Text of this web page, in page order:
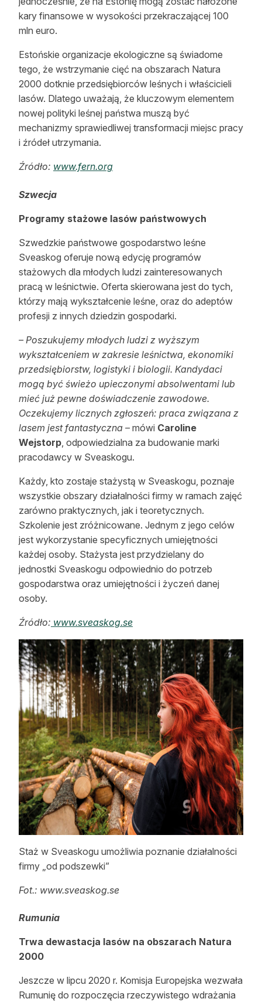
kary finansowe w wysokości przekraczającej 100
mln euro.
Estońskie organizacje ekologiczne są świadome
tego, że wstrzymanie cięć na obszarach Natura
2000 dotknie przedsiębiorców leśnych i właścicieli
lasów. Dlatego uważają, że kluczowym elementem
nowej polityki leśnej państwa muszą być
mechanizmy sprawiedliwej transformacji miejsc pracy
i źródeł utrzymania.
Źródło: www.fern.org
Szwecja
Programy stażowe lasów państwowych
Szwedzkie państwowe gospodarstwo leśne
Sveaskog oferuje nową edycję programów
stażowych dla młodych ludzi zainteresowanych
pracą w leśnictwie. Oferta skierowana jest do tych,
którzy mają wykształcenie leśne, oraz do adeptów
profesji z innych dziedzin gospodarki.
– Poszukujemy młodych ludzi z wyższym
wykształceniem w zakresie leśnictwa, ekonomiki
przedsiębiorstw, logistyki i biologii. Kandydaci
mogą być świeżo upieczonymi absolwentami lub
mieć już pewne doświadczenie zawodowe.
Oczekujemy licznych zgłoszeń: praca związana z
lasem jest fantastyczna – mówi Caroline
Wejstorp , odpowiedzialna za budowanie marki
pracodawcy w Sveaskogu.
Każdy, kto zostaje stażystą w Sveaskogu, poznaje
wszystkie obszary działalności firmy w ramach zajęć
zarówno praktycznych, jak i teoretycznych.
Szkolenie jest zróżnicowane. Jednym z jego celów
jest wykorzystanie specyficznych umiejętności
każdej osoby. Stażysta jest przydzielany do
jednostki Sveaskogu odpowiednio do potrzeb
gospodarstwa oraz umiejętności i życzeń danej
osoby.
Źródło: www.sveaskog.se
Staż w Sveaskogu umożliwia poznanie działalności
firmy „od podszewki”
Fot.: www.sveaskog.se
Rumunia
Trwa dewastacja lasów na obszarach Natura
2000
Jeszcze w lipcu 2020 r. Komisja Europejska wezwała
Rumunię do rozpoczęcia rzeczywistego wdrażania